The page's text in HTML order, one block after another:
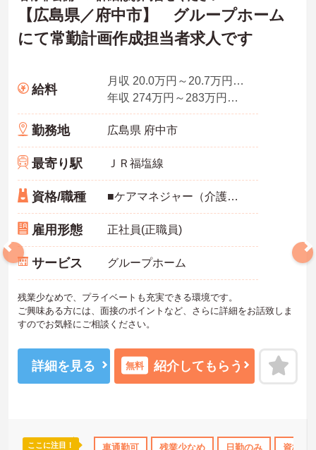
社会保険完備 交通費支給
【広島県／府中市】 グループホーム
にて常勤計画作成担当者求人です
給料
月収 20.0万円～20.7万円程度（資格手当込み）
年収 274万円～283万円程度（賞与2.0ヶ月分の場合）
勤務地 広島県 府中市
最寄り駅 ＪＲ福塩線
資格/職種 ■ケアマネジャー（介護支援専門員） ※資格取得見込の方も可 ※未経験者応相談
雇用形態 正社員(正職員)
サービス グループホーム
残業少なめで、プライベートも充実できる環境です。
ご興味ある方には、面接のポイントなど、さらに詳細をお話致しま
すのでお気軽にご相談ください。
詳細を見る 無料 紹介してもらう
ここに注目！ 車通勤可 残業少なめ 日勤のみ 資格取